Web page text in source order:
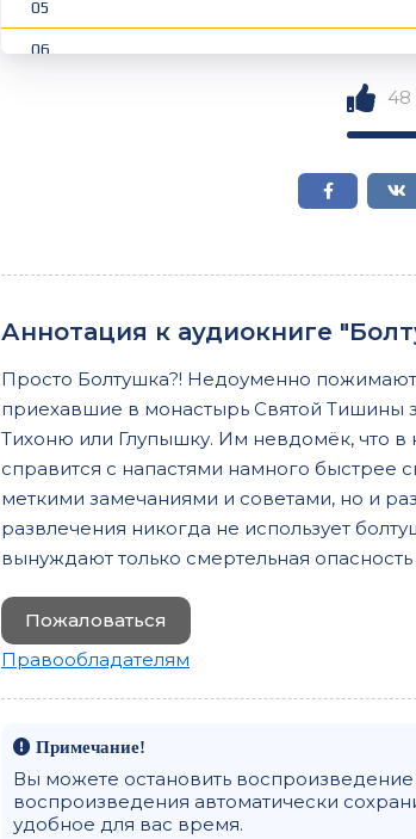
05
06
13
14
16
17
18
19
23
24
48
Аннотация к аудиокниге
Просто Болтушка?! Недоуменно
приехавшие в монастырь Святой
Тихоню или Глупышку. Им невдомёк, что в
справится с напастями намного быстрее
меткими замечаниями и советами, но и
развлечения никогда не использует
вынуждают только смертельная
Пожаловаться
Правообладателям
Примечание!
Вы можете остановить
воспроизведения автоматически
удобное для вас время.